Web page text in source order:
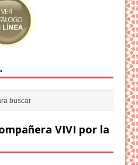
VIVI por la